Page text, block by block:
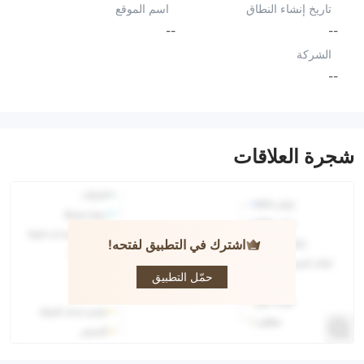
تاريخ إنشاء النطاق
--
اسم الموقع
--
الشركة
--
شجرة العلاقات
اشترك في التطبيق لفتحه!
حمّل التطبيق